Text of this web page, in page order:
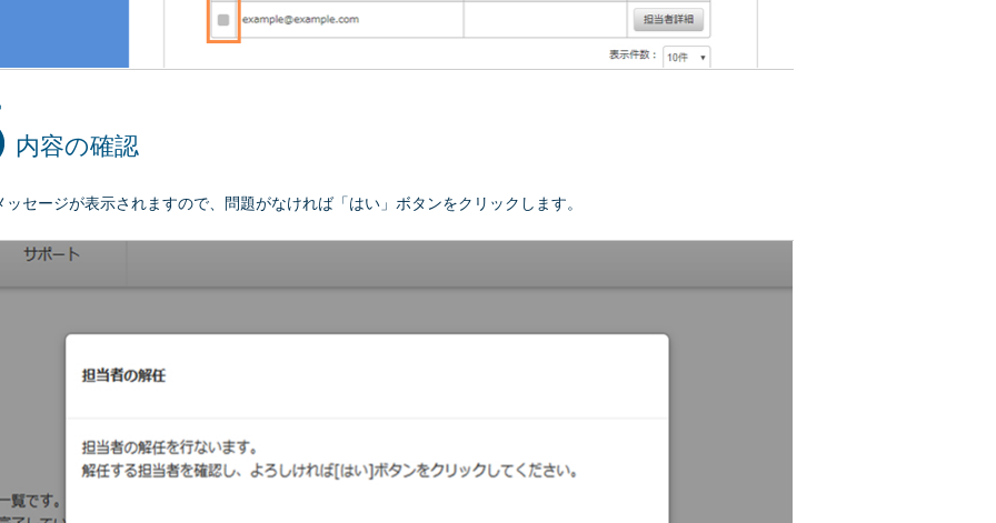
内容の確認
ッセージが表示されますので、問題がなければ「はい」ボタンをクリックします。